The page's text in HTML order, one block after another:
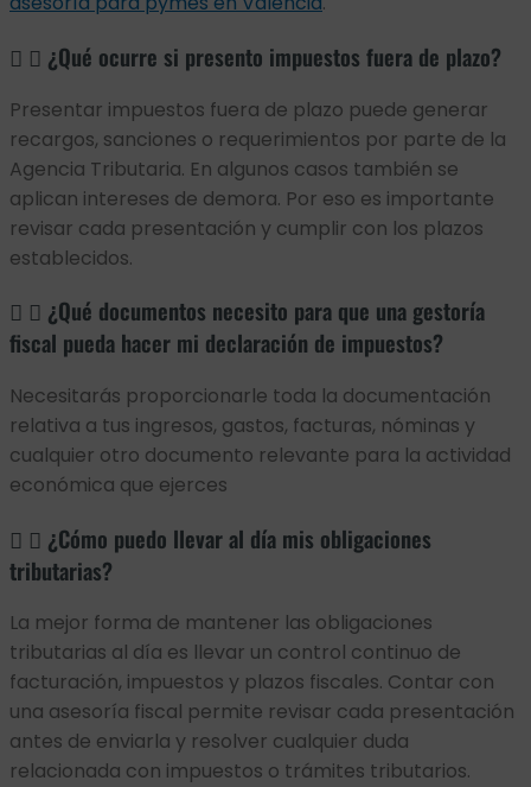
¿Qué ocurre si presento impuestos fuera de plazo?
Presentar impuestos fuera de plazo puede generar
recargos, sanciones o requerimientos por parte de la
Agencia Tributaria. En algunos casos también se
aplican intereses de demora. Por eso es importante
revisar cada presentación y cumplir con los plazos
establecidos.
¿Qué documentos necesito para que una gestoría
fiscal pueda hacer mi declaración de impuestos?
Necesitarás proporcionarle toda la documentación
relativa a tus ingresos, gastos, facturas, nóminas y
cualquier otro documento relevante para la actividad
económica que ejerces
¿Cómo puedo llevar al día mis obligaciones
tributarias?
La mejor forma de mantener las obligaciones
tributarias al día es llevar un control continuo de
facturación, impuestos y plazos fiscales. Contar con
una asesoría fiscal permite revisar cada presentación
antes de enviarla y resolver cualquier duda
relacionada con impuestos o trámites tributarios.